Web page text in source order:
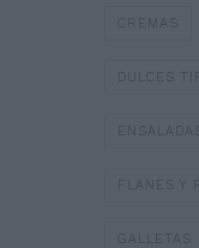
CREMAS
DULCES
ENSALADAS
FLANES Y
GALLETAS